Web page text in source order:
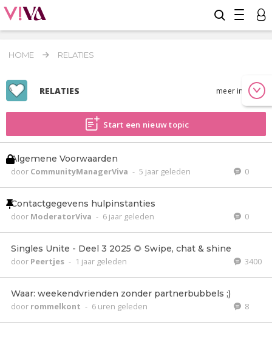
HOME RELATIES
RELATIES meer info
Start een nieuw topic
Algemene Voorwaarden
door CommunityManagerViva - 5 jaar geleden 0
Contactgegevens hulpinstanties
door ModeratorViva - 6 jaar geleden 0
Singles Unite - Deel 3 2025 🌻 Swipe, chat & shine
door Peertjes - 1 jaar geleden 3400
Waar: weekendvrienden zonder partnerbubbels ;)
door rommelkont - 6 uren geleden 8